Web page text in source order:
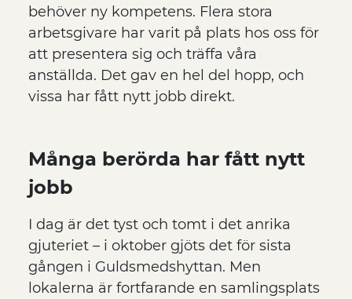
behöver ny kompetens. Flera stora
arbetsgivare har varit på plats hos oss för
att presentera sig och träffa våra
anställda. Det gav en hel del hopp, och
vissa har fått nytt jobb direkt.
Många berörda har fått nytt
jobb
I dag är det tyst och tomt i det anrika
gjuteriet – i oktober gjöts det för sista
gången i Guldsmedshyttan. Men
lokalerna är fortfarande en samlingsplats